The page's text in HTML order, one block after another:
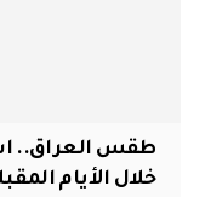
طقس العراق..
خلال الأيام